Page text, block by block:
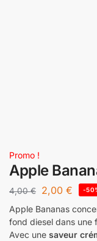
Promo !
Apple
4,00€ 2,00 € -
Apple Bananas
fond diesel dans une
Avec une saveur